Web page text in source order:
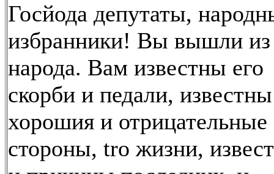
Госйода депутаты,
избранники! Вы вышли из
народа. Вам известны его
скорби и педали, известны
хорошия и отрицательные
стороны, tro жизни,